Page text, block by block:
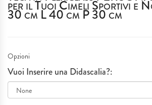
IDEE REGALO
SERVIZIO TAGLIO LASER
PLEXIGLASS
per il Tuoi Cimeli Sportivi e
30 cm L 40 cm P 30 cm
Opzioni
Vuoi Inserire una Didascalia?: